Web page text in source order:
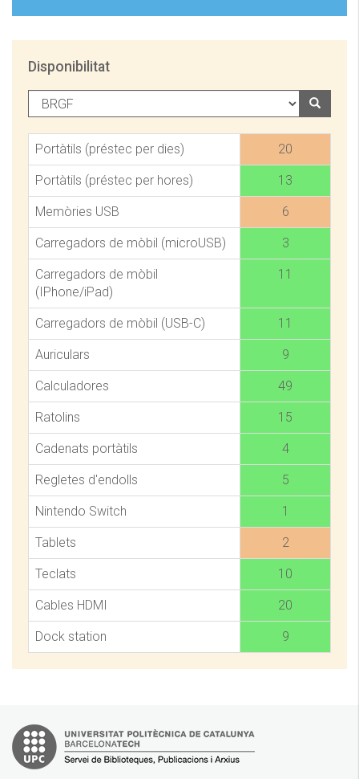
Disponibilitat
Portàtils (préstec per dies) 20
Portàtils (préstec per hores) 13
Memòries USB 6
Carregadors de mòbil (microUSB) 3
Carregadors de mòbil
(IPhone/iPad)
11
Carregadors de mòbil (USB-C) 11
Auriculars 9
Calculadores 49
Ratolins 15
Cadenats portàtils 4
Regletes d'endolls 5
Nintendo Switch 1
Tablets 2
Teclats 10
Cables HDMI 20
Dock station 9